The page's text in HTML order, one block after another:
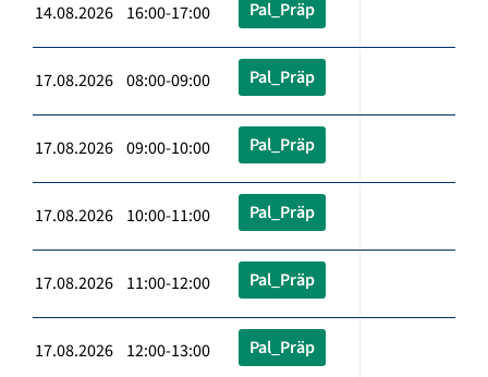
14.08.2026 16:00-17:00 Pal_Präp
17.08.2026 08:00-09:00 Pal_Präp
17.08.2026 09:00-10:00 Pal_Präp
17.08.2026 10:00-11:00 Pal_Präp
17.08.2026 11:00-12:00 Pal_Präp
17.08.2026 12:00-13:00 Pal_Präp